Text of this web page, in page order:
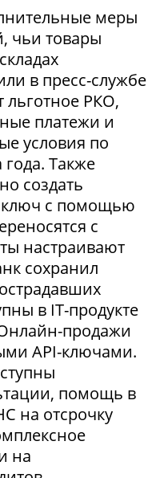
меры
чьи товары
в пресс-службе
льготное РКО,
платежи и
условия по
года. Также
создать
ключ с помощью
с
настраивают
сохранил
в IT-продукте
продажи
API-ключами.
помощь в
на отсрочку
на